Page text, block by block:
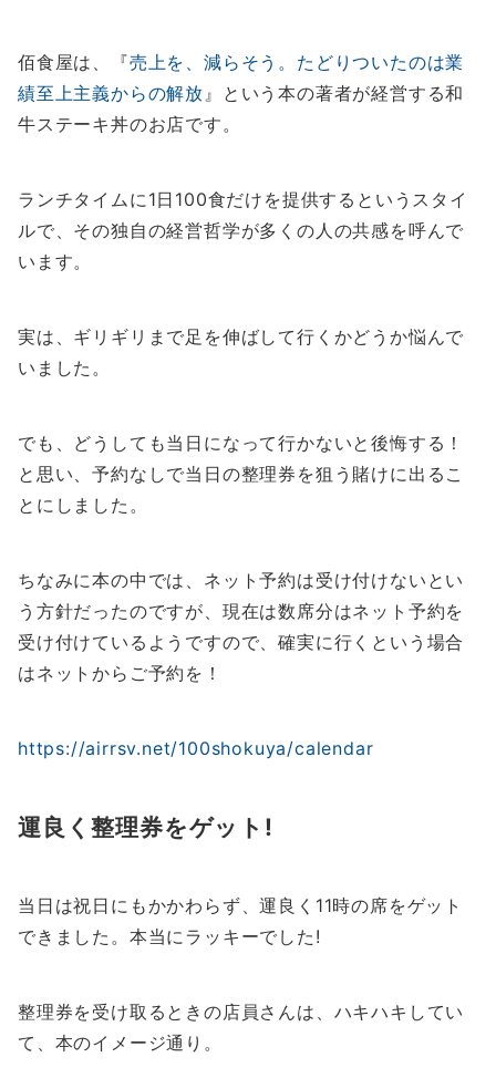
佰食屋は、『売上を、減らそう。たどりついたのは業
績至上主義からの解放』という本の著者が経営する和
牛ステーキ丼のお店です。
ランチタイムに1日100食だけを提供するというスタイ
ルで、その独自の経営哲学が多くの人の共感を呼んで
います。
実は、ギリギリまで足を伸ばして行くかどうか悩んで
いました。
でも、どうしても当日になって行かないと後悔する！
と思い、予約なしで当日の整理券を狙う賭けに出るこ
とにしました。
ちなみに本の中では、ネット予約は受け付けないとい
う方針だったのですが、現在は数席分はネット予約を
受け付けているようですので、確実に行くという場合
はネットからご予約を！
https://airrsv.net/100shokuya/calendar
運良く整理券をゲット!
当日は祝日にもかかわらず、運良く11時の席をゲット
できました。本当にラッキーでした!
整理券を受け取るときの店員さんは、ハキハキしてい
て、本のイメージ通り。